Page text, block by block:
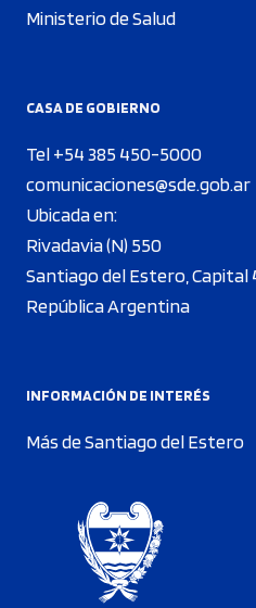
Ministerio de Salud
CASA DE GOBIERNO
Tel +54 385 450-5000
comunicaciones@sde.gob.ar
Ubicada en:
Rivadavia (N) 550
Santiago del Estero, Capital
República Argentina
INFORMACIÓN DE INTERÉS
Más de Santiago del Estero